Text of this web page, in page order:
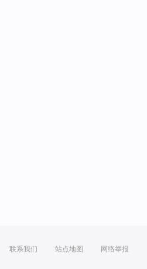
联系我们 站点地图 网络举报